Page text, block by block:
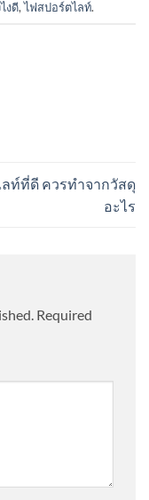
งดี,ไฟสปอร์ตไลท์.
ท์ที่ดี ควรทำจากวัสดุ
อะไร
Required